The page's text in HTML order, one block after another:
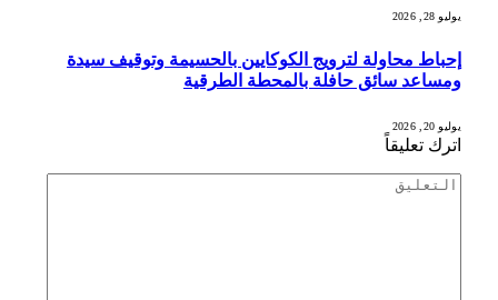
يوليو 28, 2026
إحباط محاولة لترويج الكوكايين بالحسيمة وتوقيف سيدة
ومساعد سائق حافلة بالمحطة الطرقية
يوليو 20, 2026
اترك تعليقاً